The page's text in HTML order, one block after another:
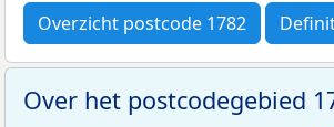
Overzicht postcode 1782
Over het postcodegebied